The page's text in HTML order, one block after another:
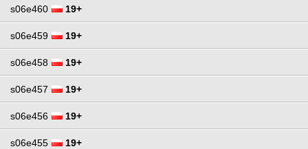
s06e460 19+
s06e459 19+
s06e458 19+
s06e457 19+
s06e456 19+
s06e455 19+